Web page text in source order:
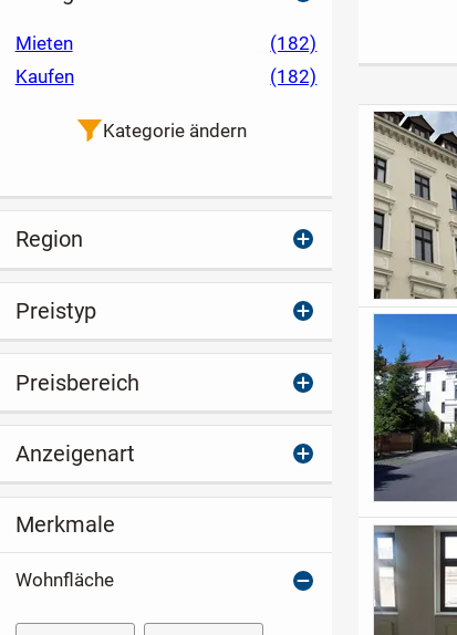
Grundstück am
grünen Ortsrand
Mieten
(182)
Kaufen
(182)
Kategorie ändern
Region
Preistyp
Preisbereich
Anzeigenart
Merkmale
Wohnfläche